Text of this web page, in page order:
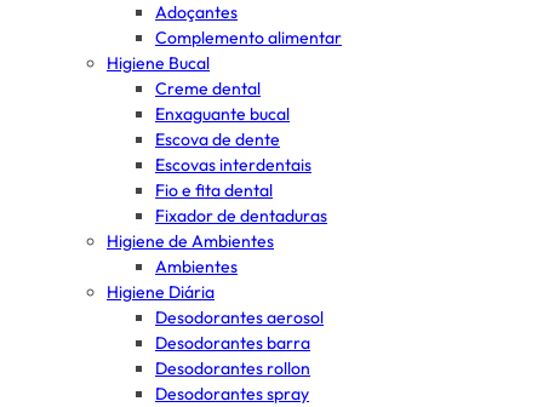
Adoçantes
Complemento alimentar
Higiene Bucal
Creme dental
Enxaguante bucal
Escova de dente
Escovas interdentais
Fio e fita dental
Fixador de dentaduras
Higiene de Ambientes
Ambientes
Higiene Diária
Desodorantes aerosol
Desodorantes barra
Desodorantes rollon
Desodorantes spray